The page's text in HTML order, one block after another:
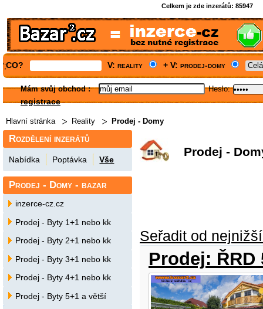
Celkem je zde inzerátů: 85947
';CO? V: reality + V: prodej-domy
Mám svůj obchod: Heslo:
registrace
Hlavní stránka Reality Prodej - Domy
Prodej -
Seřadit od
Prodej:
Rozdělení inzerátů
Nabídka Poptávka Vše
Prodej - Domy - bazar
inzerce-cz.cz
Prodej - Byty 1+1 nebo kk
Prodej - Byty 2+1 nebo kk
Prodej - Byty 3+1 nebo kk
Prodej - Byty 4+1 nebo kk
Prodej - Byty 5+1 a větší